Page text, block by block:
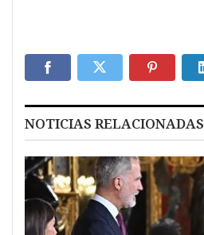
NOTICIAS RELACIONADAS